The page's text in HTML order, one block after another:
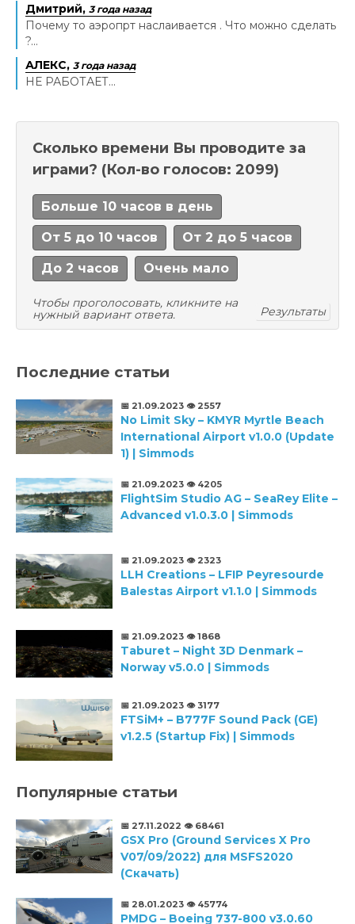
Дмитрий, 3 года назад
Почему то аэропрт наслаивается . Что можно сделать
?...
АЛЕКС, 3 года назад
НЕ РАБОТАЕТ...
Сколько времени Вы проводите за
играми? (Кол-во голосов: 2099)
Больше 10 часов в день
От 5 до 10 часов От 2 до 5 часов
До 2 часов Очень мало
Чтобы проголосовать, кликните на
нужный вариант ответа.
Результаты
Последние статьи
📅 21.09.2023 👁️ 2557
No Limit Sky – KMYR Myrtle Beach
International Airport v1.0.0 (Update
1) | Simmods
📅 21.09.2023 👁️ 4205
FlightSim Studio AG – SeaRey Elite –
Advanced v1.0.3.0 | Simmods
📅 21.09.2023 👁️ 2323
LLH Creations – LFIP Peyresourde
Balestas Airport v1.1.0 | Simmods
📅 21.09.2023 👁️ 1868
Taburet – Night 3D Denmark –
Norway v5.0.0 | Simmods
📅 21.09.2023 👁️ 3177
FTSiM+ – B777F Sound Pack (GE)
v1.2.5 (Startup Fix) | Simmods
Популярные статьи
📅 27.11.2022 👁️ 68461
GSX Pro (Ground Services X Pro
V07/09/2022) для MSFS2020
(Скачать)
📅 28.01.2023 👁️ 45774
PMDG – Boeing 737-800 v3.0.60